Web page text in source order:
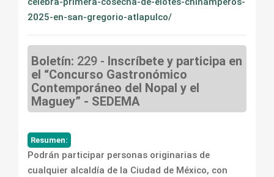
2025-en-san-gregorio-atlapulco/
Boletín: 229 - Inscríbete y participa en
el “Concurso Gastronómico
Contemporáneo del Nopal y el
Maguey” - SEDEMA
Resumen:
Podrán participar personas originarias de
cualquier alcaldía de la Ciudad de México, con